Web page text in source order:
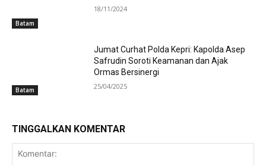
Batam
18/11/2024
Batam
Jumat Curhat Polda Kepri: Kapolda Asep
Safrudin Soroti Keamanan dan Ajak
Ormas Bersinergi
25/04/2025
TINGGALKAN KOMENTAR